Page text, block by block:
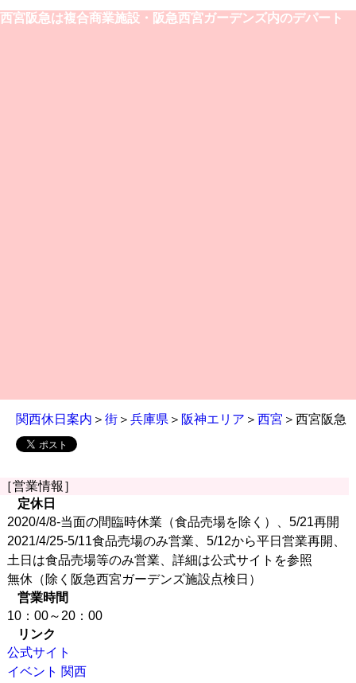
西宮阪急は複合商業施設・阪急西宮ガーデンズ内のデパート
関西休日案内 ＞ 街 ＞ 兵庫県 ＞ 阪神エリア ＞ 西宮 ＞西宮阪急
［営業情報］
定休日
2020/4/8-当面の間臨時休業（食品売場を除く）、5/21再開
2021/4/25-5/11食品売場のみ営業、5/12から平日営業再開、
土日は食品売場等のみ営業、詳細は公式サイトを参照
無休（除く阪急西宮ガーデンズ施設点検日）
営業時間
10：00～20：00
リンク
公式サイト
イベント 関西